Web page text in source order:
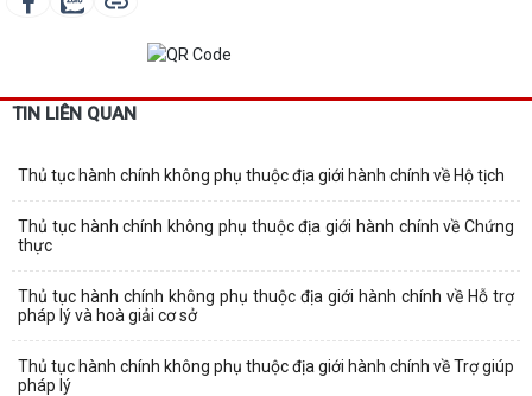
TIN LIÊN QUAN
Thủ tục hành chính không phụ thuộc địa giới hành chính về Hộ tịch
Thủ tục hành chính không phụ thuộc địa giới hành chính về Chứng
thực
Thủ tục hành chính không phụ thuộc địa giới hành chính về Hỗ trợ
pháp lý và hoà giải cơ sở
Thủ tục hành chính không phụ thuộc địa giới hành chính về Trợ giúp
pháp lý